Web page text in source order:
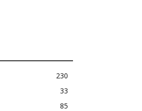
230
33
85